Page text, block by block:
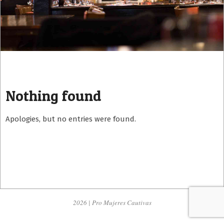
Nothing found
Apologies, but no entries were found.
2026 | Pro Mujeres Cautivas